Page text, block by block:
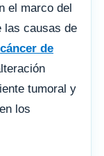
el marco del
las causas de
cáncer de
tumoral y
los